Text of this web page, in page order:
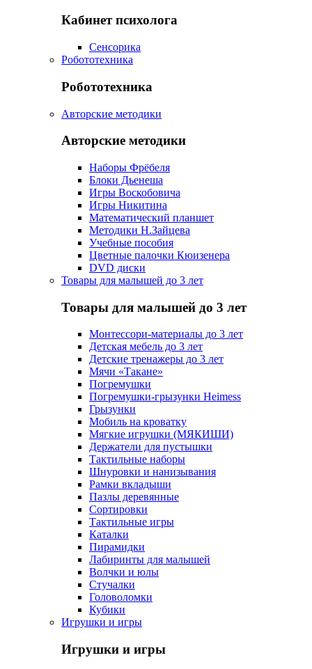
Кабинет психолога
Сенсорика
Робототехника
Робототехника
Авторские методики
Авторские методики
Наборы Фрёбеля
Блоки Дьенеша
Игры Воскобовича
Игры Никитина
Математический планшет
Методики Н.Зайцева
Учебные пособия
Цветные палочки Кюизенера
DVD диски
Товары для малышей до 3 лет
Товары для малышей до 3 лет
Монтессори-материалы до 3 лет
Детская мебель до 3 лет
Детские тренажеры до 3 лет
Мячи «Такане»
Погремушки
Погремушки-грызунки Heimess
Грызунки
Мобиль на кроватку
Мягкие игрушки (МЯКИШИ)
Держатели для пустышки
Тактильные наборы
Шнуровки и нанизывания
Рамки вкладыши
Пазлы деревянные
Сортировки
Тактильные игры
Каталки
Пирамидки
Лабиринты для малышей
Волчки и юлы
Стучалки
Головоломки
Кубики
Игрушки и игры
Игрушки и игры